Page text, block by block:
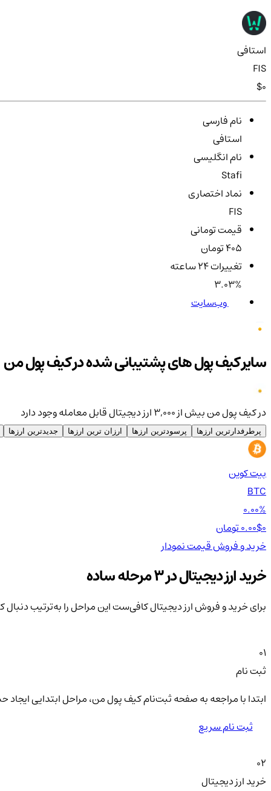
استافی
FIS
$0
نام فارسی
استافی
نام انگلیسی
Stafi
نماد اختصاری
FIS
قیمت تومانی
405 تومان
تغییرات ۲۴ ساعته
3.03%
وب‌سایت
سایر کیف پول های پشتیبانی شده در کیف پول من
در کیف پول من بیش از ۳,۰۰۰ ارز دیجیتال قابل معامله وجود دارد
پرطرفدارترین ارزها پرسودترین ارزها ارزان ترین ارزها جدیدترین ارزها
بیت کوین
BTC
0.00%
0.00$0 تومان
خرید و فروشقیمتنمودار
خرید ارز دیجیتال در 3 مرحله ساده
برای خرید و فروش ارز دیجیتال کافی‌ست این مراحل را به‌ترتیب دنبال
01
ثبت نام
ابتدا با مراجعه به صفحه ثبت‌نام کیف‌ پول من، مراحل ابتدایی ایجاد
ثبت نام سریع
02
خرید ارز دیجیتال